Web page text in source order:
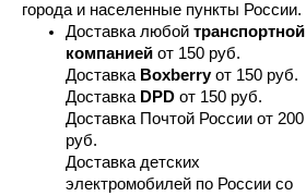
города и населенные пункты России.
Доставка любой транспортной
компанией от 150 руб.
Доставка Boxberry от 150 руб.
Доставка DPD от 150 руб.
Доставка Почтой России от 200
руб.
Доставка детских
электромобилей по России со